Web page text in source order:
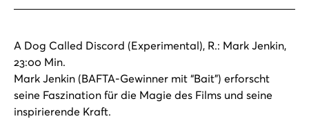
A Dog Called Discord (Experimental), R.: Mark Jenkin,
23:00 Min.
Mark Jenkin (BAFTA-Gewinner mit “Bait”) erforscht
seine Faszination für die Magie des Films und seine
inspirierende Kraft.